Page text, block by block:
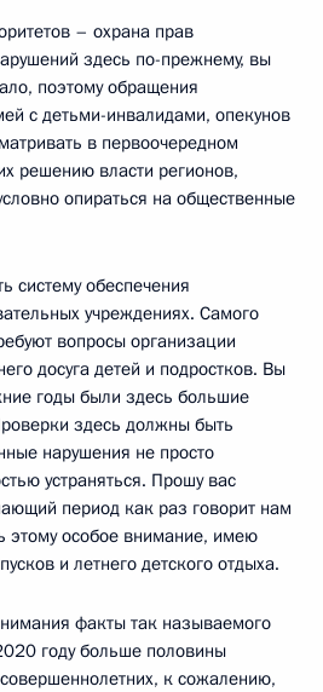
– охрана прав
здесь по-прежнему, вы
поэтому обращения
с детьми-инвалидами, опекунов
в первоочередном
решению власти регионов,
опираться на общественные
систему обеспечения
учреждениях. Самого
вопросы организации
досуга детей и подростков. Вы
годы были здесь большие
здесь должны быть
нарушения не просто
устраняться. Прошу вас
период как раз говорит нам
этому особое внимание, имею
и летнего детского отдыха.
факты так называемого
году больше половины
к сожалению,